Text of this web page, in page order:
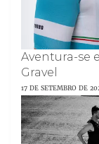
Aventura-se
Gravel
17 DE SETEMBRO DE